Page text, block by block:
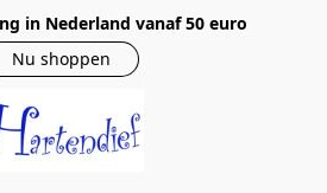
in Nederland vanaf 50 euro
Nu shoppen